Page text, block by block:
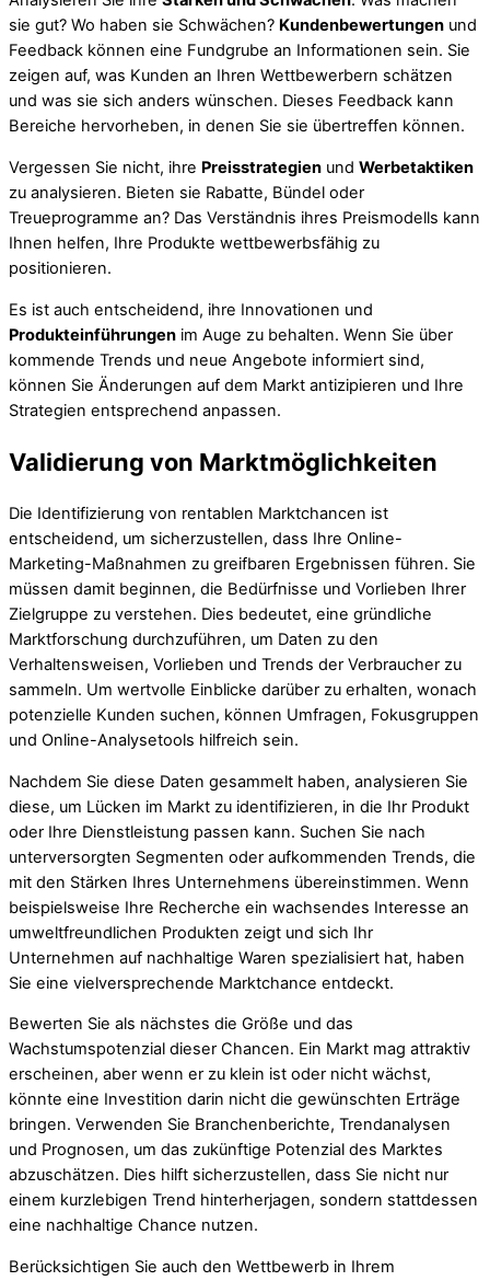
sie gut? Wo haben sie Schwächen? Kundenbewertungen und
Feedback können eine Fundgrube an Informationen sein. Sie
zeigen auf, was Kunden an Ihren Wettbewerbern schätzen
und was sie sich anders wünschen. Dieses Feedback kann
Bereiche hervorheben, in denen Sie sie übertreffen können.
Vergessen Sie nicht, ihre Preisstrategien und Werbetaktiken
zu analysieren. Bieten sie Rabatte, Bündel oder
Treueprogramme an? Das Verständnis ihres Preismodells kann
Ihnen helfen, Ihre Produkte wettbewerbsfähig zu
positionieren.
Es ist auch entscheidend, ihre Innovationen und
Produkteinführungen im Auge zu behalten. Wenn Sie über
kommende Trends und neue Angebote informiert sind,
können Sie Änderungen auf dem Markt antizipieren und Ihre
Strategien entsprechend anpassen.
Validierung von Marktmöglichkeiten
Die Identifizierung von rentablen Marktchancen ist
entscheidend, um sicherzustellen, dass Ihre Online-
Marketing-Maßnahmen zu greifbaren Ergebnissen führen. Sie
müssen damit beginnen, die Bedürfnisse und Vorlieben Ihrer
Zielgruppe zu verstehen. Dies bedeutet, eine gründliche
Marktforschung durchzuführen, um Daten zu den
Verhaltensweisen, Vorlieben und Trends der Verbraucher zu
sammeln. Um wertvolle Einblicke darüber zu erhalten, wonach
potenzielle Kunden suchen, können Umfragen, Fokusgruppen
und Online-Analysetools hilfreich sein.
Nachdem Sie diese Daten gesammelt haben, analysieren Sie
diese, um Lücken im Markt zu identifizieren, in die Ihr Produkt
oder Ihre Dienstleistung passen kann. Suchen Sie nach
unterversorgten Segmenten oder aufkommenden Trends, die
mit den Stärken Ihres Unternehmens übereinstimmen. Wenn
beispielsweise Ihre Recherche ein wachsendes Interesse an
umweltfreundlichen Produkten zeigt und sich Ihr
Unternehmen auf nachhaltige Waren spezialisiert hat, haben
Sie eine vielversprechende Marktchance entdeckt.
Bewerten Sie als nächstes die Größe und das
Wachstumspotenzial dieser Chancen. Ein Markt mag attraktiv
erscheinen, aber wenn er zu klein ist oder nicht wächst,
könnte eine Investition darin nicht die gewünschten Erträge
bringen. Verwenden Sie Branchenberichte, Trendanalysen
und Prognosen, um das zukünftige Potenzial des Marktes
abzuschätzen. Dies hilft sicherzustellen, dass Sie nicht nur
einem kurzlebigen Trend hinterherjagen, sondern stattdessen
eine nachhaltige Chance nutzen.
Berücksichtigen Sie auch den Wettbewerb in Ihrem